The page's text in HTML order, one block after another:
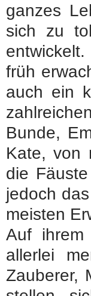
ganzes
sich zu
früh
auch ein
Bunde,
Kate, von
die
jedoch
meisten
Auf
allerlei
Zauberer,